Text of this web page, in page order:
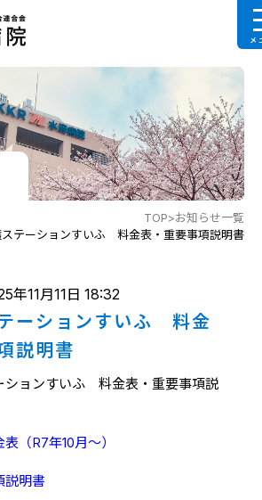
メ
TOP
お知らせ一覧
テーションすいふ 料金表・重要事項説明書
ーションすいふ 料金
説明書
年11月11日 18:32
ションすいふ 料金表・重要事項説
（R7年10月～）
説明書